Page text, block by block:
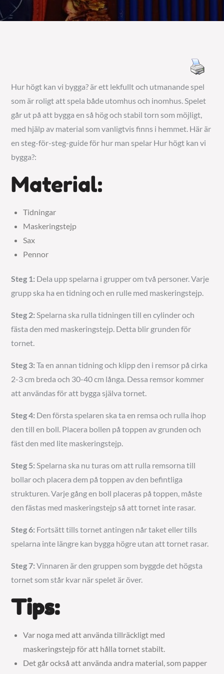
Hur högt kan vi bygga? är ett lekfullt och utmanande spel
som är roligt att spela både utomhus och inomhus. Spelet
går ut på att bygga en så hög och stabil torn som möjligt,
med hjälp av material som vanligtvis finns i hemmet. Här är
en steg-för-steg-guide för hur man spelar Hur högt kan vi
bygga?:
Material:
Tidningar
Maskeringstejp
Sax
Pennor
Steg 1: Dela upp spelarna i grupper om två personer. Varje
grupp ska ha en tidning och en rulle med maskeringstejp.
Steg 2: Spelarna ska rulla tidningen till en cylinder och
fästa den med maskeringstejp. Detta blir grunden för
tornet.
Steg 3:Ta en annan tidning och klipp den i remsor på cirka
2-3 cm breda och 30-40 cm långa. Dessa remsor kommer
att användas för att bygga själva tornet.
Steg 4: Den första spelaren ska ta en remsa och rulla ihop
den till en boll. Placera bollen på toppen av grunden och
fäst den med lite maskeringstejp.
Steg 5:Spelarna ska nu turas om att rulla remsorna till
bollar och placera dem på toppen av den befintliga
strukturen. Varje gång en boll placeras på toppen, måste
den fästas med maskeringstejp så att tornet inte rasar.
Steg 6: Fortsätt tills tornet antingen når taket eller tills
spelarna inte längre kan bygga högre utan att tornet rasar.
Steg 7: Vinnaren är den gruppen som byggde det högsta
tornet som står kvar när spelet är över.
Tips:
Var noga med att använda tillräckligt med
maskeringstejp för att hålla tornet stabilt.
Det går också att använda andra material, som papper